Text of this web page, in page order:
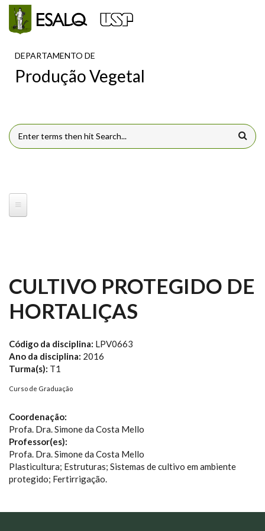
Pular para o conteúdo principal
DEPARTAMENTO DE
Produção Vegetal
FORMULÁRIO DE BUSCA
CULTIVO PROTEGIDO DE
HORTALIÇAS
Código da disciplina: LPV0663
Ano da disciplina: 2016
Turma(s): T1
Curso de Graduação
Coordenação:
Profa. Dra. Simone da Costa Mello
Professor(es):
Profa. Dra. Simone da Costa Mello
Plasticultura; Estruturas; Sistemas de cultivo em ambiente
protegido; Fertirrigação.